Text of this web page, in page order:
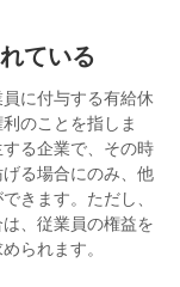
ている
員に付与する有給休
のことを指しま
る企業で、その時
る場合にのみ、他
きます。ただし、
、従業員の権益を
られます。